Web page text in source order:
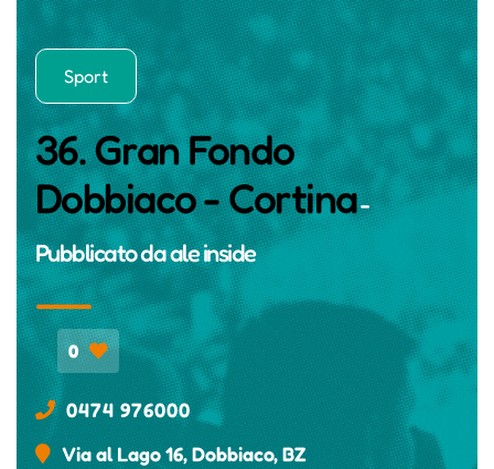
Sport
36. Gran Fondo
Dobbiaco - Cortina-
Pubblicato daale inside
0
0474 976000
Via al Lago 16, Dobbiaco, BZ